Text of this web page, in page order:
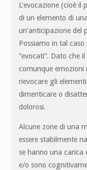
L’evocazione (cioè il
di un elemento di
un’anticipazione del
Possiamo in tal
“evocati”. Dato che
comunque emozioni
rievocare gli
dimenticare o
dolorosi.
Alcune zone di una
essere stabilmente
se hanno una
e/o sono